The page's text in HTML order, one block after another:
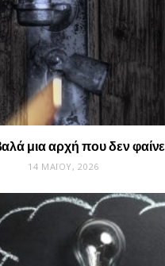
μια αρχή που δεν
14 ΜΑΪ́ΟΥ, 2026